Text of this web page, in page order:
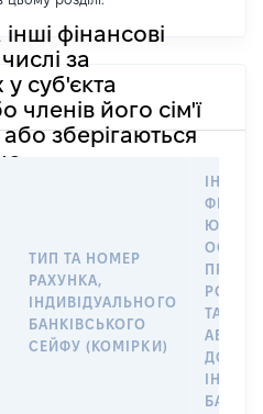
інші фінансові
за
суб'єкта
членів його сім'ї
або зберігаються
ТИП ТА НОМЕР
РАХУНКА,
ІНДИВІДУАЛЬНОГО
БАНКІВСЬКОГО
СЕЙФУ (КОМІРКИ)
ПРАВО
ТАКИМ
АБО
ДО